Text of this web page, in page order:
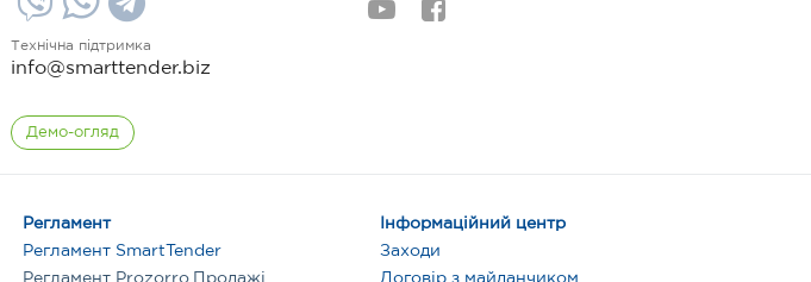
Технічна підтримка
info@smarttender.biz
Демо-огляд
Регламент
Регламент SmartTender
Регламент Prozorro.Продажі
Інформаційний центр
Заходи
Договір з майданчиком